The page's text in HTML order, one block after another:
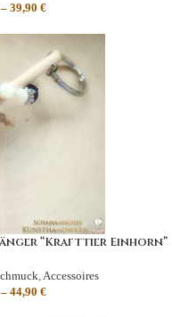
39,90 €
“Krafttier Einhorn”
,Accessoires
44,90 €